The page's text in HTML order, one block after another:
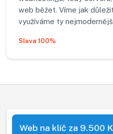
web běžet. Víme jak
využíváme ty
Sleva 100%
Web na klíč za 9.500